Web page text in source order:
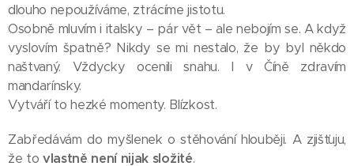
dlouho nepoužíváme, ztrácíme jistotu.
Osobně mluvím i italsky – pár vět – ale nebojím se. A když
vyslovím špatně? Nikdy se mi nestalo, že by byl někdo
naštvaný. Vždycky ocenili snahu. I v Číně zdravím
mandarínsky.
Vytváří to hezké momenty. Blízkost.
Zabředávám do myšlenek o stěhování hlouběji. A zjišťuju,
že tovlastně není nijak složité.